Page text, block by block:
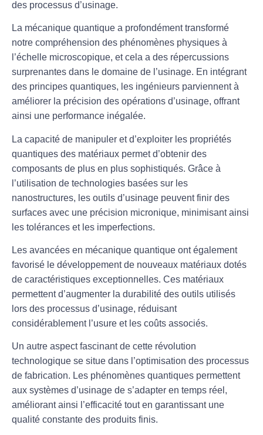
des processus d’usinage.
La mécanique quantique a profondément transformé
notre compréhension des phénomènes physiques à
l’échelle microscopique, et cela a des répercussions
surprenantes dans le domaine de l’usinage. En intégrant
des principes quantiques, les ingénieurs parviennent à
améliorer la précision des opérations d’usinage, offrant
ainsi une performance inégalée.
La capacité de manipuler et d’exploiter les propriétés
quantiques des matériaux permet d’obtenir des
composants de plus en plus sophistiqués. Grâce à
l’utilisation de technologies basées sur les
nanostructures, les outils d’usinage peuvent finir des
surfaces avec une précision micronique, minimisant ainsi
les tolérances et les imperfections.
Les avancées en mécanique quantique ont également
favorisé le développement de nouveaux matériaux dotés
de caractéristiques exceptionnelles. Ces matériaux
permettent d’augmenter la durabilité des outils utilisés
lors des processus d’usinage, réduisant
considérablement l’usure et les coûts associés.
Un autre aspect fascinant de cette révolution
technologique se situe dans l’optimisation des processus
de fabrication. Les phénomènes quantiques permettent
aux systèmes d’usinage de s’adapter en temps réel,
améliorant ainsi l’efficacité tout en garantissant une
qualité constante des produits finis.